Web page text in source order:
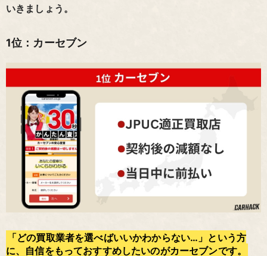
いきましょう。
1位：カーセブン
「どの買取業者を選べばいいかわからない…」という方
に、自信をもっておすすめしたいのがカーセブンです。